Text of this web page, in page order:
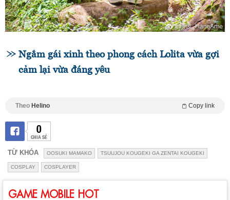
Ngắm gái xinh theo phong cách Lolita vừa gợi
cảm lại vừa đáng yêu
Theo Helino Copy link
0
CHIA SẺ
TỪ KHÓA OOSUKI MAMAKO TSUUJOU KOUGEKI GA ZENTAI KOUGEKI
COSPLAY COSPLAYER
GAME MOBILE HOT